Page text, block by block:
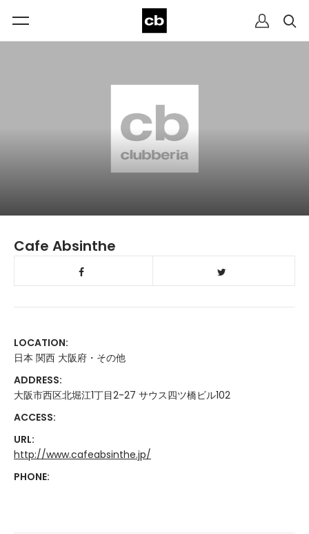
Cafe Absinthe
LOCATION:
日本 関西 大阪府・その他
ADDRESS:
大阪市西区北堀江1丁目2-27 サウス四ツ橋ビル102
ACCESS:
URL:
http://www.cafeabsinthe.jp/
PHONE: